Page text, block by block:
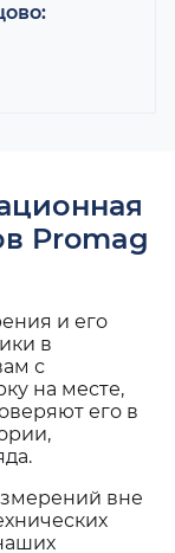
Promag
и его
в
с
на месте,
его в
вне